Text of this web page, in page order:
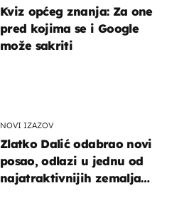
NOVI IZAZOV
Zlatko Dalić odabrao novi
posao, odlazi u jednu od
najatraktivnijih zemalja
Kviz općeg znanja: Za one
pred kojima se i Google
može sakriti